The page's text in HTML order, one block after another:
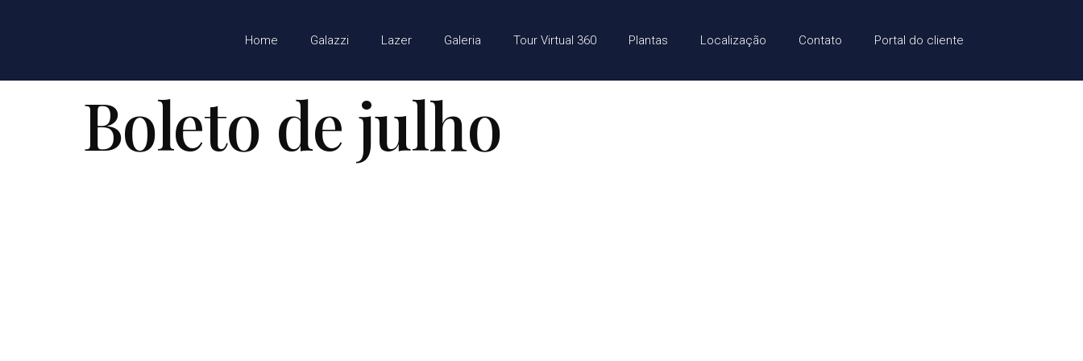
Home Galazzi Lazer Galeria Tour Virtual 360 Plantas Localização Contato Portal do cliente
Boleto de julho